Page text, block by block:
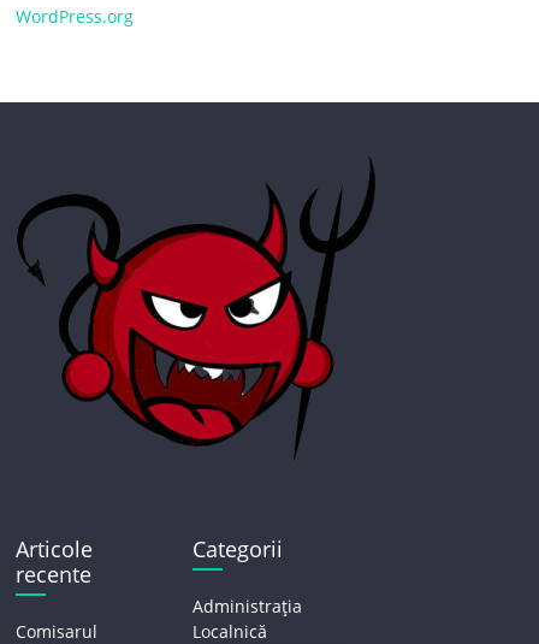
WordPress.org
Articole
recente
Comisarul
Categorii
Administrația
Localnică